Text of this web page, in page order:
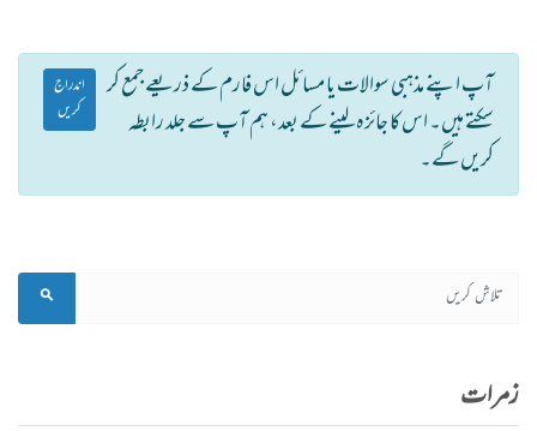
آپ اپنے مذہبی سوالات یا مسائل اس فارم کے ذریعے جمع کر
سکتے ہیں۔ اس کا جائزہ لینے کے بعد، ہم آپ سے جلد رابطہ
کریں گے۔
اندراج
کریں
زمرات